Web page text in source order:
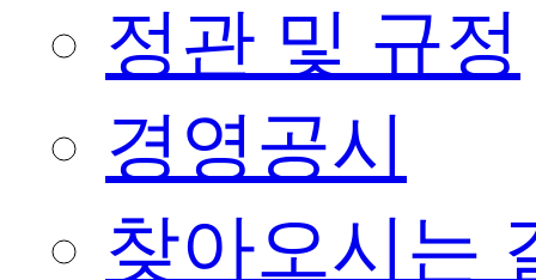
정관 및 규정
경영공시
찾아오시는